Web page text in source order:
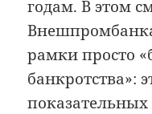
годам. В этом
рамки просто
банкротства»: